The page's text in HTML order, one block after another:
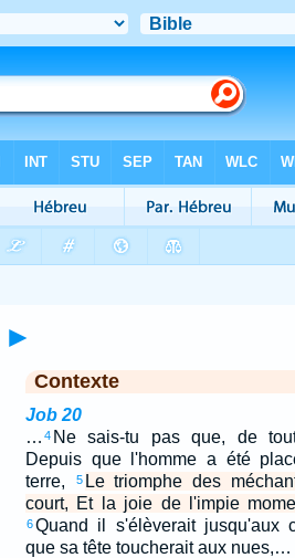
►
Contexte
Job 20
… 4 Ne sais-tu pas que, de
Depuis que l'homme a été
terre,
5 Le triomphe des
court, Et la joie de l'impie
6Quand il s'élèverait jusqu'aux
que sa tête toucherait aux nues,…